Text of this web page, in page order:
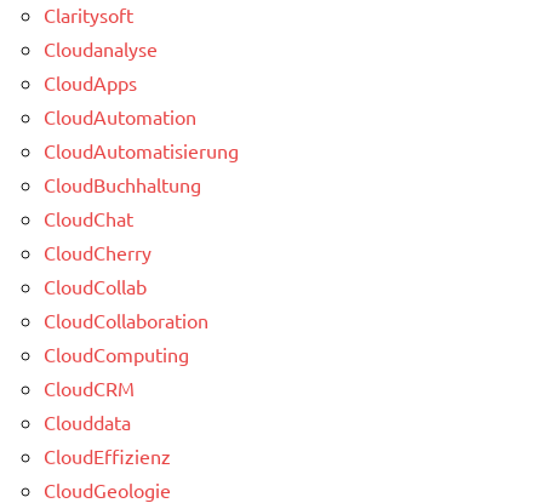
Claritysoft
Cloudanalyse
CloudApps
CloudAutomation
CloudAutomatisierung
CloudBuchhaltung
CloudChat
CloudCherry
CloudCollab
CloudCollaboration
CloudComputing
CloudCRM
Clouddata
CloudEffizienz
CloudGeologie